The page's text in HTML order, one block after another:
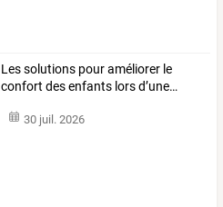
Lessolutions pouraméliorer le
confort desenfants lorsd’une…
30 juil. 2026